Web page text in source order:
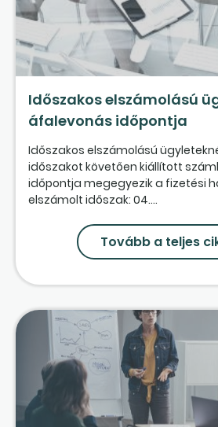
Időszakos elszámolású
áfalevonás időpontja
Időszakos elszámolású
időszakot követően kiállított
időpontja megegyezik a fizetési
elszámolt időszak: 04....
Tovább a teljes